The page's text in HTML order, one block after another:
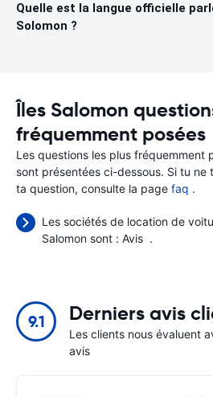
Quelle est la langue officielle
Solomon ?
Îles Salomon
fréquemment posées
Les questions les plus fréquemment
sont présentées ci-dessous. Si tu ne
ta question, consulte la page faq .
Les sociétés de location de
Salomon sont : Avis .
9.1 Derniers avis
Les clients nous évaluent
avis